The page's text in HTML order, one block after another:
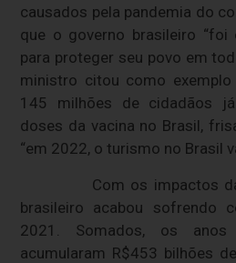
causados pela pandemia do
que o governo brasileiro “foi
para proteger seu povo em
ministro citou como
145 milhões de cidadãos
doses da vacina no Brasil,
“em 2022, o turismo no Brasil
Com os impactos
brasileiro acabou sofrendo
2021. Somados, os
acumularam R$453 bilhões